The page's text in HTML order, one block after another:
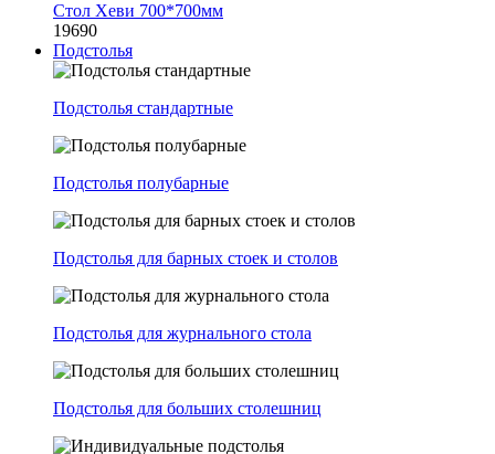
Стол Хеви 700*700мм
19690
Подстолья
Подстолья стандартные
Подстолья полубарные
Подстолья для барных стоек и столов
Подстолья для журнального стола
Подстолья для больших столешниц